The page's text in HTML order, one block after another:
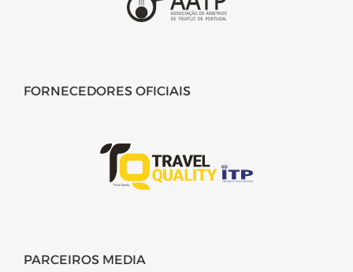
FORNECEDORES OFICIAIS
PARCEIROS MEDIA